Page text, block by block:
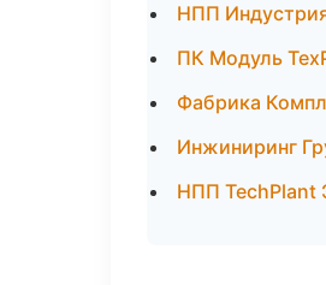
НПП
ПК Модуль
Фабрика
Инжиниринг
НПП TechPlant